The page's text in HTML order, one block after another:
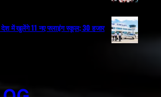
देश में खुलेंगे 11 नए फ्लाइंग स्कूल; 30 हजार